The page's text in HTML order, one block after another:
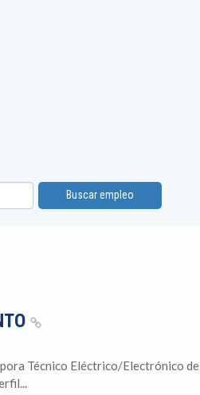
Buscar empleo
Técnico Eléctrico/Electrónico de